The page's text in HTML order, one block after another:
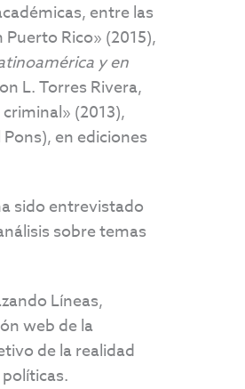
entre las
Rico» (2015),
y en
L. Torres Rivera,
(2013),
en ediciones
sido entrevistado
sobre temas
Líneas,
web de la
de la realidad